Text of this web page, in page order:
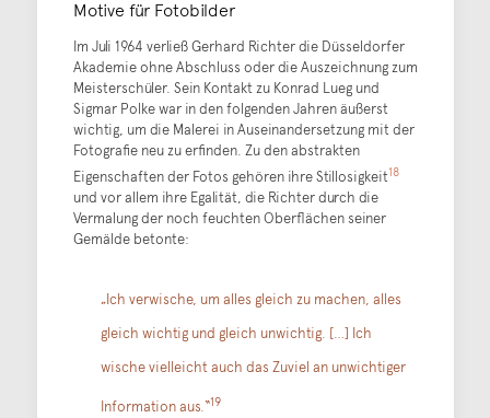
Motive für Fotobilder
Im Juli 1964 verließ Gerhard Richter die Düsseldorfer
Akademie ohne Abschluss oder die Auszeichnung zum
Meisterschüler. Sein Kontakt zu Konrad Lueg und
Sigmar Polke war in den folgenden Jahren äußerst
wichtig, um die Malerei in Auseinandersetzung mit der
Fotografie neu zu erfinden. Zu den abstrakten
Eigenschaften der Fotos gehören ihre Stillosigkeit18
und vor allem ihre Egalität, die Richter durch die
Vermalung der noch feuchten Oberflächen seiner
Gemälde betonte:
„Ich verwische, um alles gleich zu machen, alles
gleich wichtig und gleich unwichtig. […] Ich
wische vielleicht auch das Zuviel an unwichtiger
Information aus.“19